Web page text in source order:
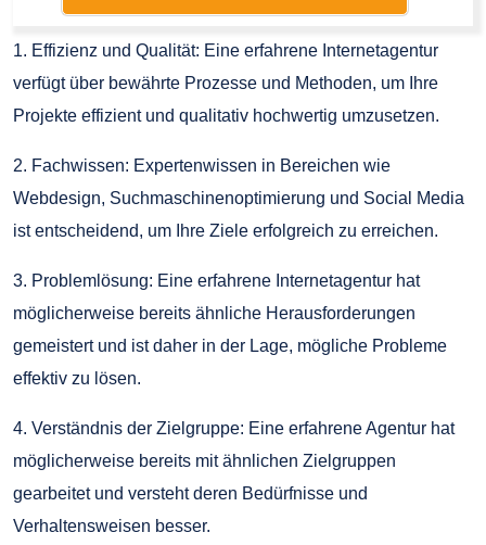
1. Effizienz und Qualität: Eine erfahrene Internetagentur
verfügt über bewährte Prozesse und Methoden, um Ihre
Projekte effizient und qualitativ hochwertig umzusetzen.
2. Fachwissen: Expertenwissen in Bereichen wie
Webdesign, Suchmaschinenoptimierung und Social Media
ist entscheidend, um Ihre Ziele erfolgreich zu erreichen.
3. Problemlösung: Eine erfahrene Internetagentur hat
möglicherweise bereits ähnliche Herausforderungen
gemeistert und ist daher in der Lage, mögliche Probleme
effektiv zu lösen.
4. Verständnis der Zielgruppe: Eine erfahrene Agentur hat
möglicherweise bereits mit ähnlichen Zielgruppen
gearbeitet und versteht deren Bedürfnisse und
Verhaltensweisen besser.